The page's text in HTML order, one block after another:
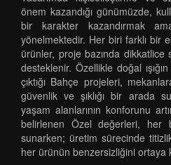
önem kazandığı günümüzde,
bir karakter kazandırmak
yönelmektedir. Her biri farklı bir
ürünler, proje bazında
desteklenir. Özellikle doğal
çıktığı Bahçe projeleri,
güvenlik ve şıklığı bir arada
yaşam alanlarının konforunu
belirlenen Özel değerleri, her
sunarken; üretim sürecinde
her ürünün benzersizliğini ortaya